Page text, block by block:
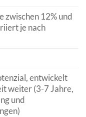
zwischen 12% und
je nach
entwickelt
weiter (3-7 Jahre,
und